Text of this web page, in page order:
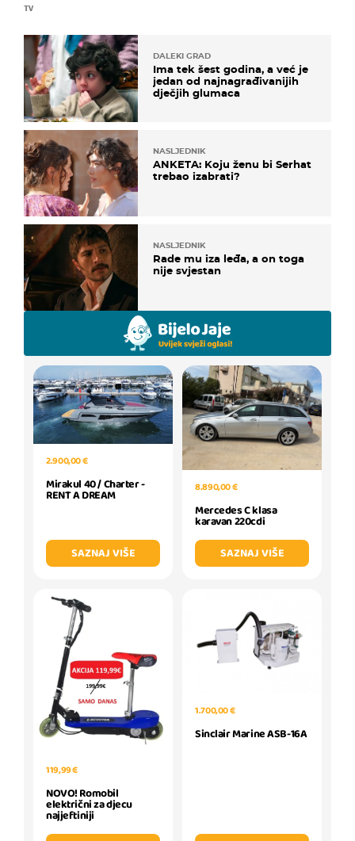
TV
DALEKI GRAD
Ima tek šest godina, a već je
jedan od najnagrađivanijih
dječjih glumaca
NASLJEDNIK
ANKETA: Koju ženu bi Serhat
trebao izabrati?
NASLJEDNIK
Rade mu iza leđa, a on toga
nije svjestan
2.900,00 €
Mirakul 40 / Charter -
RENT A DREAM
SAZNAJ VIŠE
8.890,00 €
Mercedes C klasa
karavan 220cdi
SAZNAJ VIŠE
119,99 €
NOVO! Romobil
električni za djecu
najjeftiniji
1.700,00 €
Sinclair Marine ASB-16A